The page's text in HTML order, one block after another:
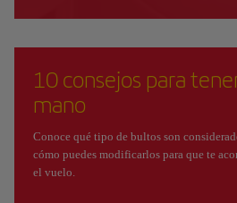
10 consejos para
mano
Conoce qué tipo de bultos son
cómo puedes modificarlos para que te
el vuelo.